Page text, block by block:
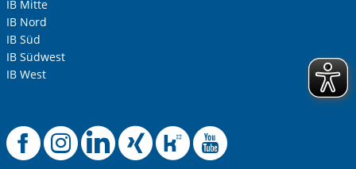
IB Mitte
IB Nord
IB Süd
IB Südwest
IB West
Offizielle
Offizielle
Offizielle
Offizielle
Offizielle